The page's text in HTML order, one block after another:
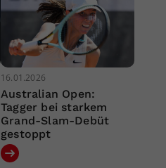
16.01.2026
Australian Open:
Tagger bei starkem
Grand-Slam-Debüt
gestoppt